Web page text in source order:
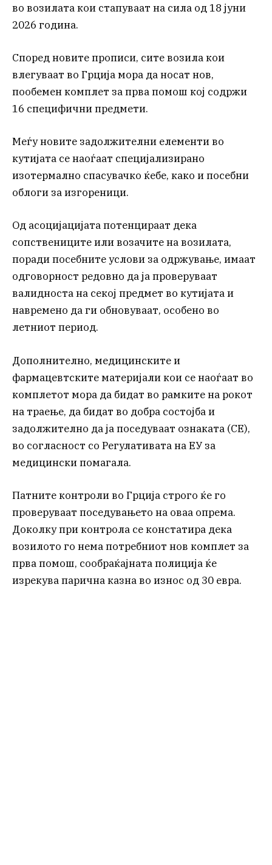
во возилата кои стапуваат на сила од 18 јуни
2026 година.
Според новите прописи, сите возила кои
влегуваат во Грција мора да носат нов,
пообемен комплет за прва помош кој содржи
16 специфични предмети.
Меѓу новите задолжителни елементи во
кутијата се наоѓаат специјализирано
изотермално спасувачко ќебе, како и посебни
облоги за изгореници.
Од асоцијацијата потенцираат дека
сопствениците или возачите на возилата,
поради посебните услови за одржување, имаат
одговорност редовно да ја проверуваат
валидноста на секој предмет во кутијата и
навремено да ги обновуваат, особено во
летниот период.
Дополнително, медицинските и
фармацевтските материјали кои се наоѓаат во
комплетот мора да бидат во рамките на рокот
на траење, да бидат во добра состојба и
задолжително да ја поседуваат ознаката (CE),
во согласност со Регулативата на ЕУ за
медицински помагала.
Патните контроли во Грција строго ќе го
проверуваат поседувањето на оваа опрема.
Доколку при контрола се констатира дека
возилото го нема потребниот нов комплет за
прва помош, сообраќајната полиција ќе
изрекува парична казна во износ од 30 евра.